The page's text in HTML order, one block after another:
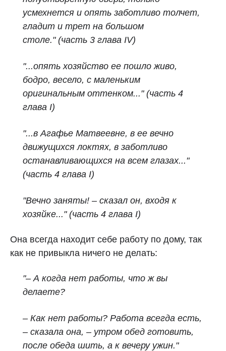
усмехнется и опять заботливо толчет,
гладит и трет на большом
столе." (часть 3 глава IV)
"...опять хозяйство ее пошло живо,
бодро, весело, с маленьким
оригинальным оттенком..." (часть 4
глава I)
"...в Агафье Матвеевне, в ее вечно
движущихся локтях, в заботливо
останавливающихся на всем глазах..."
(часть 4 глава I)
"Вечно заняты! – сказал он, входя к
хозяйке..." (часть 4 глава I)
Она всегда находит себе работу по дому, так
как не привыкла ничего не делать:
"– А когда нет работы, что ж вы
делаете?
– Как нет работы? Работа всегда есть,
– сказала она, – утром обед готовить,
после обеда шить, а к вечеру ужин."